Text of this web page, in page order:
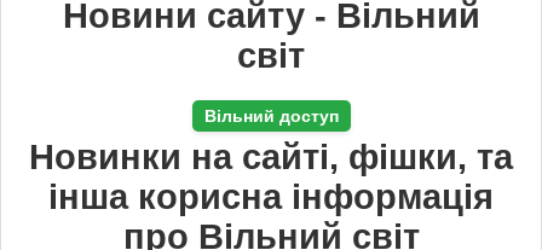
Новини сайту - Вільний
світ
Вільний доступ
Новинки на сайті, фішки, та
інша корисна інформація
про Вільний світ